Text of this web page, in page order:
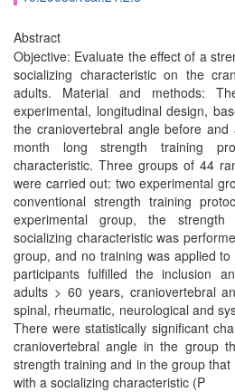
Abstract
Objective: Evaluate the effect of a
socializing characteristic on the
adults. Material and methods:
experimental, longitudinal design,
the craniovertebral angle before
month long strength training
characteristic. Three groups of 44
were carried out: two experimental
conventional strength training
experimental group, the
socializing characteristic was
group, and no training was applied
participants fulfilled the inclusion
adults > 60 years, craniovertebral
spinal, rheumatic, neurological and
There were statistically significant
craniovertebral angle in the group
strength training and in the group
with a socializing characteristic (P